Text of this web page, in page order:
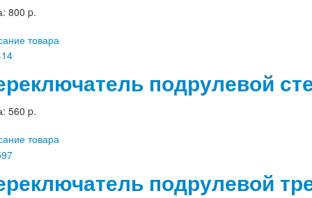
800 p.
товара
подрулевой
560 p.
товара
подрулевой